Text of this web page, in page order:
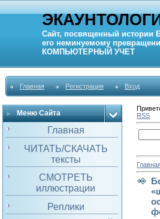
Сайт, посвященный истории
его неминуемому
КОМПЬЮТЕРНЫЙ УЧЕТ
Главная Регистрация Вход
Меню Сайта
Главная
ЧИТАТЬ/СКАЧАТЬ
тексты
СМОТРЕТЬ
иллюстрации
Реплики
RSS